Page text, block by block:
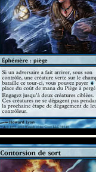
Contorsion de sort